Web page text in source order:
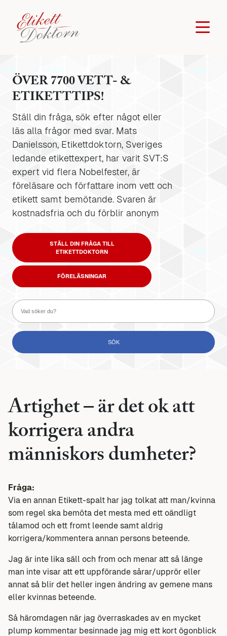
ÖVER 7700 VETT- &
ETIKETTTIPS!
Ställ din fråga, sök efter något eller
läs alla frågor med svar. Mats
Danielsson, Etikettdoktorn, Sveriges
ledande etikettexpert, har varit SVT:S
expert vid flera Nobelfester, är
föreläsare och författare inom vett och
etikett samt bemötande. Svaren är
kostnadsfria och du förblir anonym
STÄLL DIN FRÅGA TILL
ETIKETTDOKTORN
FÖRELÄSNINGAR
Artighet – är det ok att
korrigera andra
människors dumheter?
Fråga:
Via en annan Etikett-spalt har jag tolkat att man/kvinna
som regel ska bemöta det mesta med ett oändligt
tålamod och ett fromt leende samt aldrig
korrigera/kommentera annan persons beteende.
Jag är inte lika säll och from och menar att så länge
man inte visar att ett uppförande sårar/upprör eller
annat så blir det heller ingen ändring av gemene mans
eller kvinnas beteende.
Så häromdagen när jag överraskades av en mycket
plump kommentar besinnade jag mig ett kort ögonblick